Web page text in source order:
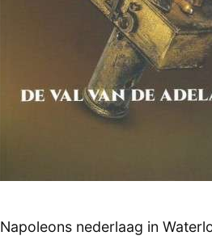
Napoleons nederlaag in